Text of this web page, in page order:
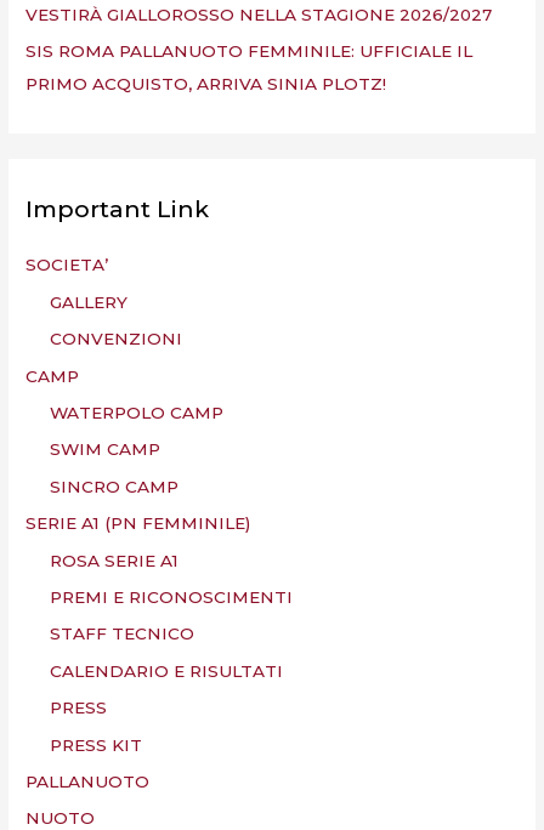
VESTIRÀ GIALLOROSSO NELLA STAGIONE 2026/2027
SIS ROMA PALLANUOTO FEMMINILE: UFFICIALE IL
PRIMO ACQUISTO, ARRIVA SINIA PLOTZ!
Important Link
SOCIETA’
GALLERY
CONVENZIONI
CAMP
WATERPOLO CAMP
SWIM CAMP
SINCRO CAMP
SERIE A1 (PN FEMMINILE)
ROSA SERIE A1
PREMI E RICONOSCIMENTI
STAFF TECNICO
CALENDARIO E RISULTATI
PRESS
PRESS KIT
PALLANUOTO
NUOTO